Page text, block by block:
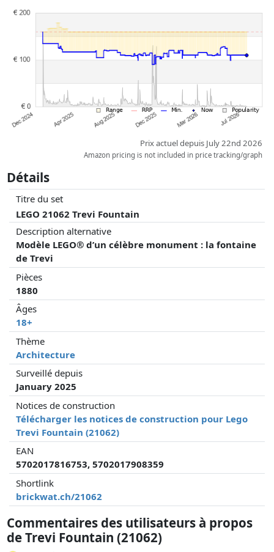
à jour. L'ordre est purement basé sur le prix, la rémunération des
partenaires n'a aucune influence sur celui-ci. Ce n'est qu'à prix égaux
que les réalisations historiques peuvent influencer l'ordre.
Prix actuel depuis July 22nd 2026
Amazon pricing is not included in price tracking/graph
Détails
Titre du set
LEGO 21062 Trevi Fountain
Description alternative
Modèle LEGO® d’un célèbre monument : la fontaine
de Trevi
Pièces
1880
Âges
18+
Thème
Architecture
Surveillé depuis
January 2025
Notices de construction
Télécharger les notices de construction pour Lego
Trevi Fountain (21062)
EAN
5702017816753, 5702017908359
Shortlink
brickwat.ch/21062
Commentaires des utilisateurs à propos
de Trevi Fountain (21062)